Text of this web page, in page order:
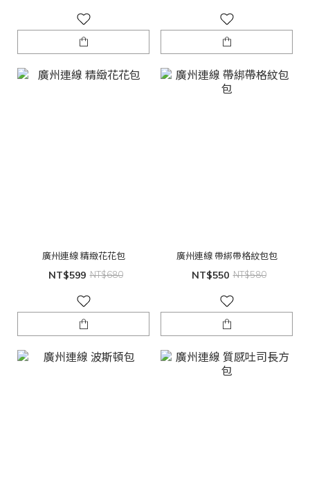
廣州連線 精緻花花包
NT$599 NT$680
廣州連線 帶綁帶格紋包包
NT$550 NT$580